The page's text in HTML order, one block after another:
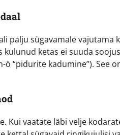
palju sügavamale vajutama
kulunud ketas ei suuda
ö “pidurite kadumine”).
Kui vaatate läbi velje